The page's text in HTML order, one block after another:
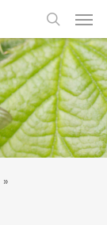
search
»